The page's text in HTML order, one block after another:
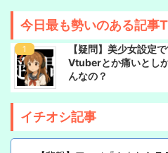
今日最も勢いのある記事
【疑問】美少女設定
Vtuberとか痛いとし
んなの？
イチオシ記事